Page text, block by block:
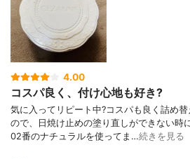
4.00
コスパ良く、付け心地も好き?
気に入ってリピート中?コスパも良く詰め
ので、日焼け止めの塗り直しができない時
02番のナチュラルを使ってま…続きを見る